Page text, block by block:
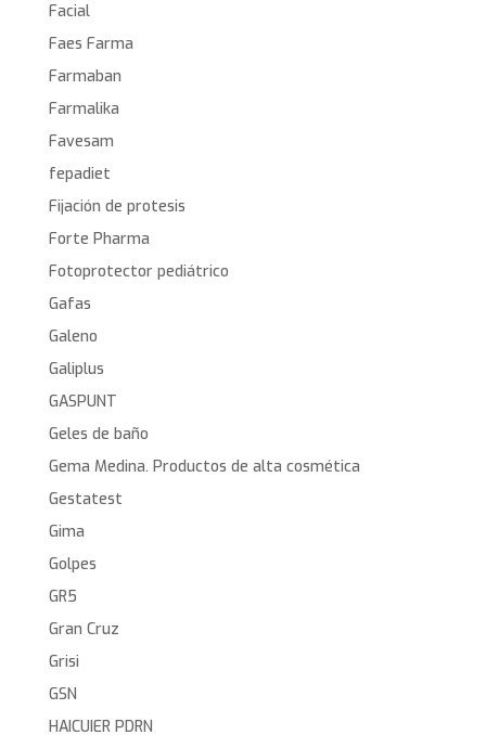
Facial
Faes Farma
Farmaban
Farmalika
Favesam
fepadiet
Fijación de protesis
Forte Pharma
Fotoprotector pediátrico
Gafas
Galeno
Galiplus
GASPUNT
Geles de baño
Gema Medina. Productos de alta cosmética
Gestatest
Gima
Golpes
GR5
Gran Cruz
Grisi
GSN
HAICUIER PDRN